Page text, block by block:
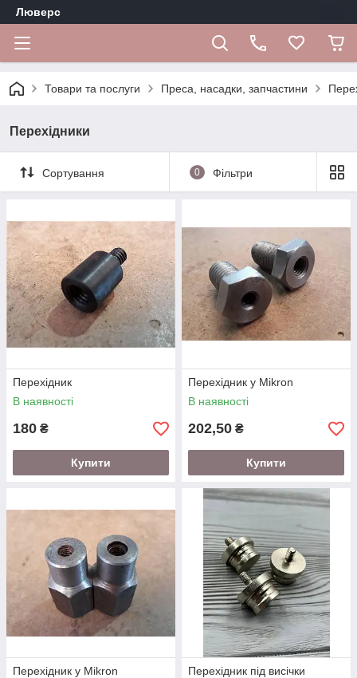
Люверс
Товари та послуги Преса, насадки, запчастини
Перехідники
Сортування 0 Фільтри
Перехідник
В наявності
180 ₴
Купити
Перехідник у Mikron
В наявності
202,50 ₴
Купити
Перехідник у Mikron
Перехідник під висічки